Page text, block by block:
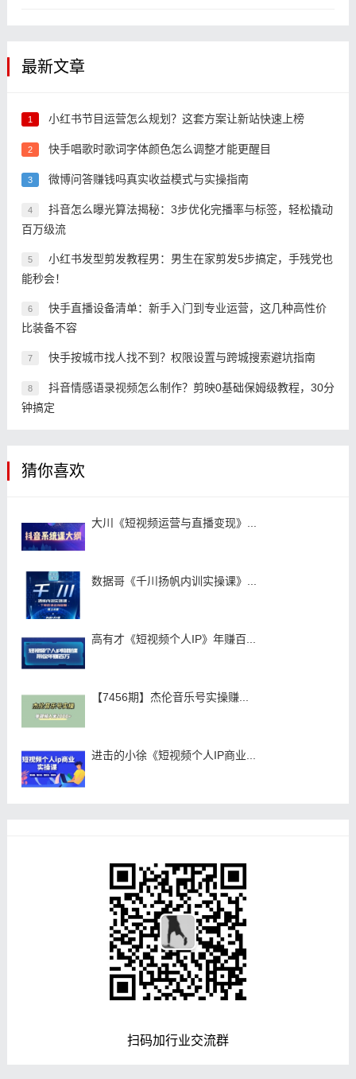
最新文章
1 小红书节目运营怎么规划？这套方案让新站快速上榜
2 快手唱歌时歌词字体颜色怎么调整才能更醒目
3 微博问答赚钱吗真实收益模式与实操指南
4
抖音怎么曝光算法揭秘：3步优化完播率与标签，轻松撬动
百万级流
5
小红书发型剪发教程男：男生在家剪发5步搞定，手残党也
能秒会！
6
快手直播设备清单：新手入门到专业运营，这几种高性价
比装备不容
7 快手按城市找人找不到？权限设置与跨城搜索避坑指南
8
抖音情感语录视频怎么制作？剪映0基础保姆级教程，30分
钟搞定
猜你喜欢
大川《短视频运营与直播变现》...
数据哥《千川扬帆内训实操课》...
高有才《短视频个人IP》年赚百...
【7456期】杰伦音乐号实操赚...
进击的小徐《短视频个人IP商业...
扫码加行业交流群